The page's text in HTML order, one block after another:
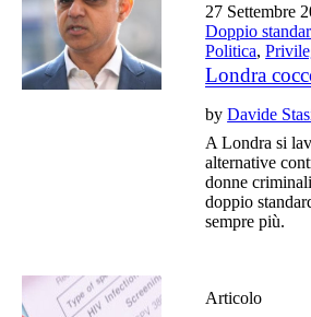
27 Settembre
Doppio
Politica,
Londra
byDavide
A Londra si
alternative
donne
doppio
sempre più.
Articolo